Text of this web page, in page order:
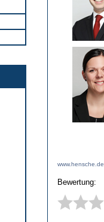
www.hensche.de
Bewertung: